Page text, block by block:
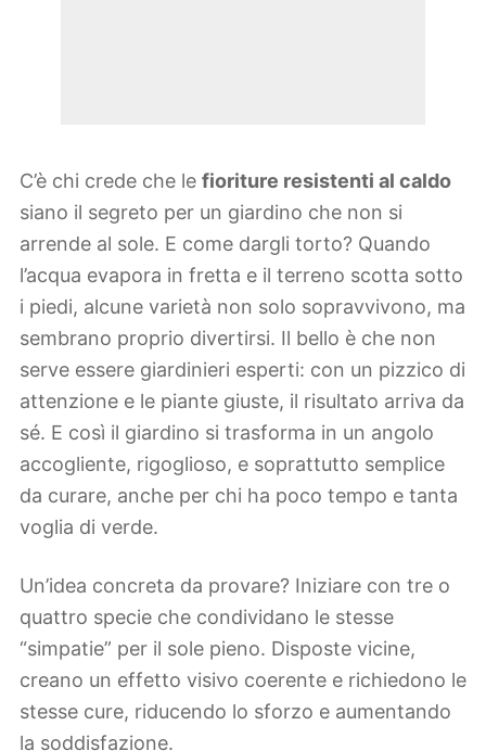
C’è chi crede che le fioriture resistenti al caldo
siano il segreto per un giardino che non si
arrende al sole. E come dargli torto? Quando
l’acqua evapora in fretta e il terreno scotta sotto
i piedi, alcune varietà non solo sopravvivono, ma
sembrano proprio divertirsi. Il bello è che non
serve essere giardinieri esperti: con un pizzico di
attenzione e le piante giuste, il risultato arriva da
sé. E così il giardino si trasforma in un angolo
accogliente, rigoglioso, e soprattutto semplice
da curare, anche per chi ha poco tempo e tanta
voglia di verde.
Un’idea concreta da provare? Iniziare con tre o
quattro specie che condividano le stesse
“simpatie” per il sole pieno. Disposte vicine,
creano un effetto visivo coerente e richiedono le
stesse cure, riducendo lo sforzo e aumentando
la soddisfazione.